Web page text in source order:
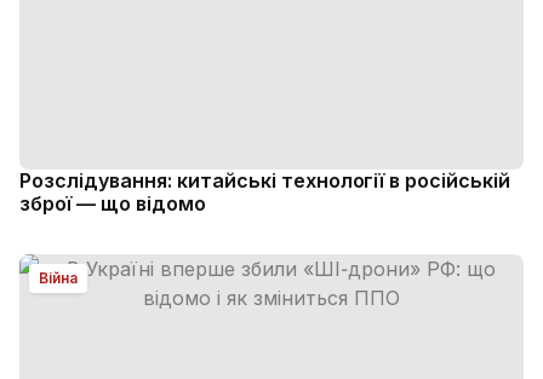
Розслідування: китайські технології в російській
зброї — що відомо
Війна